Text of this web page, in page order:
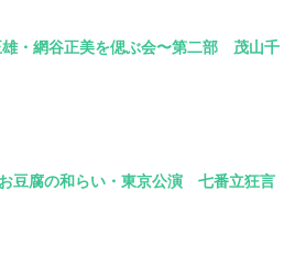
・網谷正美を偲ぶ会〜第二部 茂山千
豆腐の和らい・東京公演 七番立狂言